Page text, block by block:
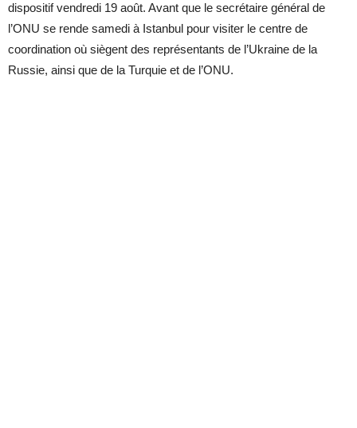
dispositif vendredi 19 août. Avant que le secrétaire général de
l’ONU se rende samedi à Istanbul pour visiter le centre de
coordination où siègent des représentants de l’Ukraine de la
Russie, ainsi que de la Turquie et de l’ONU.